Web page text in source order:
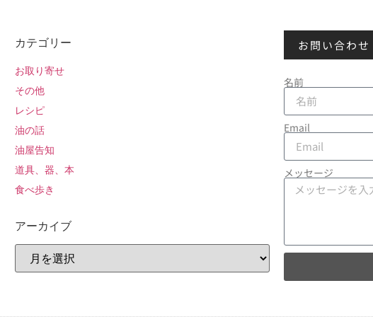
カテゴリー
お取り寄せ
その他
レシピ
油の話
油屋告知
道具、器、本
食べ歩き
アーカイブ
お問い合わせ
名前
Email
メッセージ